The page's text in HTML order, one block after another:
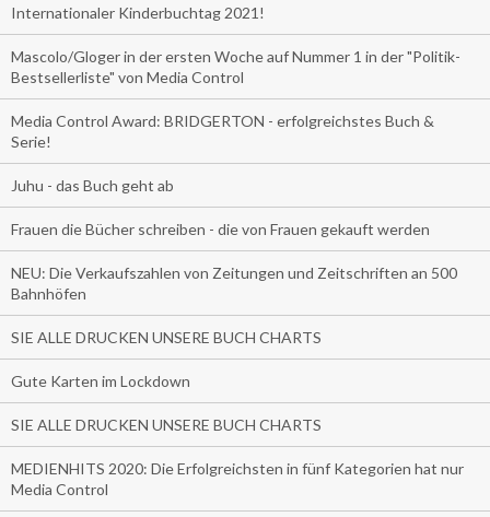
Internationaler Kinderbuchtag 2021!
Mascolo/Gloger in der ersten Woche auf Nummer 1 in der "Politik-
Bestsellerliste" von Media Control
Media Control Award: BRIDGERTON - erfolgreichstes Buch &
Serie!
Juhu - das Buch geht ab
Frauen die Bücher schreiben - die von Frauen gekauft werden
NEU: Die Verkaufszahlen von Zeitungen und Zeitschriften an 500
Bahnhöfen
SIE ALLE DRUCKEN UNSERE BUCH CHARTS
Gute Karten im Lockdown
SIE ALLE DRUCKEN UNSERE BUCH CHARTS
MEDIENHITS 2020: Die Erfolgreichsten in fünf Kategorien hat nur
Media Control